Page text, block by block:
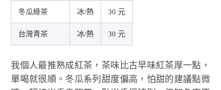
冬瓜綠茶 冰/熱 30 元
台灣青茶 冰/熱 30 元
我個人最推熟成紅茶，茶味比古早味紅茶厚一點，
單喝就很順。冬瓜系列甜度偏高，怕甜的建議點微